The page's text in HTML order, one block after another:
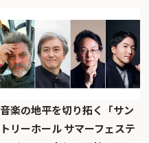
音楽の地平を切り拓く「サン
トリーホール サマーフェステ